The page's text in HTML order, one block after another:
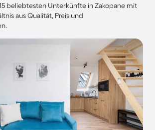
beliebtesten Unterkünfte in Zakopane mit
aus Qualität, Preis und